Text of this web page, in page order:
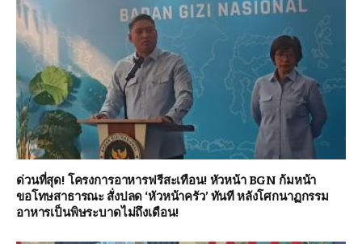
ด่วนที่สุด! โครงการอาหารฟรีสะเทือน! หัวหน้า BGN ก้มหน้า
ขอโทษสาธารณะ สั่งปลด ‘หัวหน้าครัว’ ทันที หลังโศกนาฏกรรม
อาหารเป็นพิษระบาดไม่ถึงเดือน!